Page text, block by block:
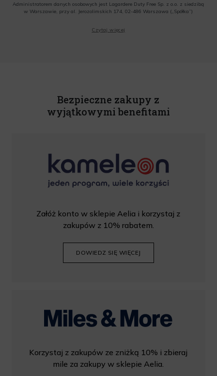
Administratorem danych osobowych jest Lagardere Duty Free Sp. z o.o. z siedzibą
w Warszawie, przy al. Jerozolimskich 174, 02-486 Warszawa („Spółka”)
o.o. informacji handlowych, w tym newslettera, informacji o promocjach i
Czytaj więcej
Bezpieczne zakupy z
wyjątkowymi benefitami
Załóż konto w sklepie Aelia i korzystaj z
zakupów z 10% rabatem.
DOWIEDZ SIĘ WIĘCEJ
Korzystaj z zakupów ze zniżką 10% i zbieraj
mile za zakupy w sklepie Aelia.